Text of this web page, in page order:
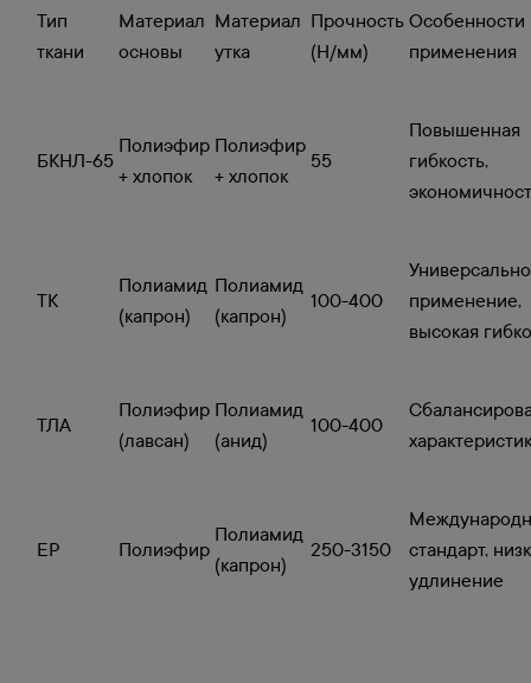
Тип
ткани
Материал
основы
Материал
утка
Прочность
(Н/мм)
Особенности
применения
БКНЛ-65
Полиэфир
+ хлопок
Полиэфир
+ хлопок
55
Повышенная
гибкость,
ТК
Полиамид
(капрон)
Полиамид
(капрон)
100-400
применение,
высокая
ТЛА
Полиэфир
(лавсан)
Полиамид
(анид)
100-400
EP Полиэфир
Полиамид
(капрон)
250-3150
стандарт,
удлинение